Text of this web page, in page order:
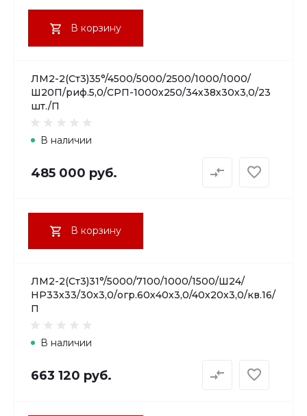
В корзину
ЛМ2-2(Ст3)35°/4500/5000/2500/1000/1000/
Ш20П/риф.5,0/СРП-1000х250/34х38х30х3,0/23
шт./П
В наличии
485 000 руб.
В корзину
ЛМ2-2(Ст3)31°/5000/7100/1000/1500/Ш24/
НР33х33/30х3,0/огр.60х40х3,0/40х20х3,0/кв.16/
П
В наличии
663 120 руб.